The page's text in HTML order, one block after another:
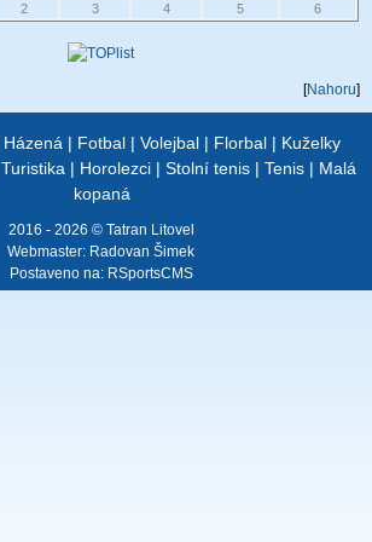
2 3 4 5 6
[Nahoru]
Házená | Fotbal | Volejbal | Florbal | Kuželky
Turistika | Horolezci| Stolní tenis| Tenis| Malá
kopaná
2016 - 2026 © Tatran Litovel
Webmaster: Radovan Šimek
Postaveno na: RSportsCMS